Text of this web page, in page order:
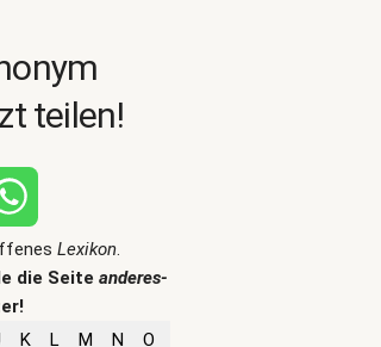
teilen!
Lexikon.
die Seite anderes-
K L M N
O